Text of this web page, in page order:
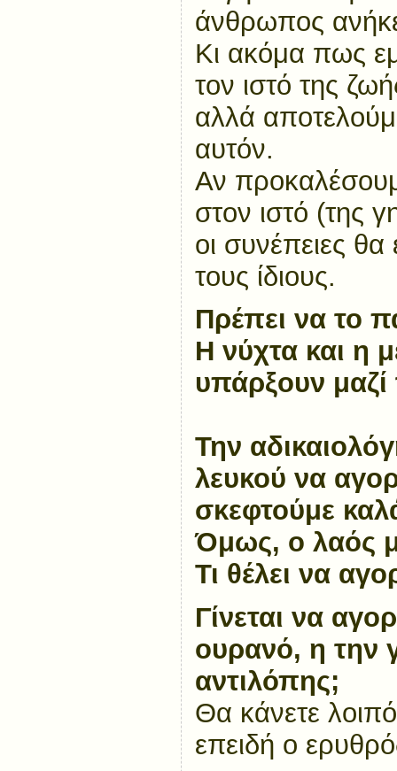
άνθρωπος
Κι ακόμα πως
τον ιστό της
αλλά
αυτόν.
Αν
στον ιστό (της
οι συνέπειες
τους ίδιους.
Πρέπει να το
Η νύχτα και η
υπάρξουν μαζί
Την
λευκού να
σκεφτούμε
Όμως, ο λαός
Τι θέλει να
Γίνεται να
ουρανό, η την
αντιλόπης;
Θα κάνετε
επειδή ο